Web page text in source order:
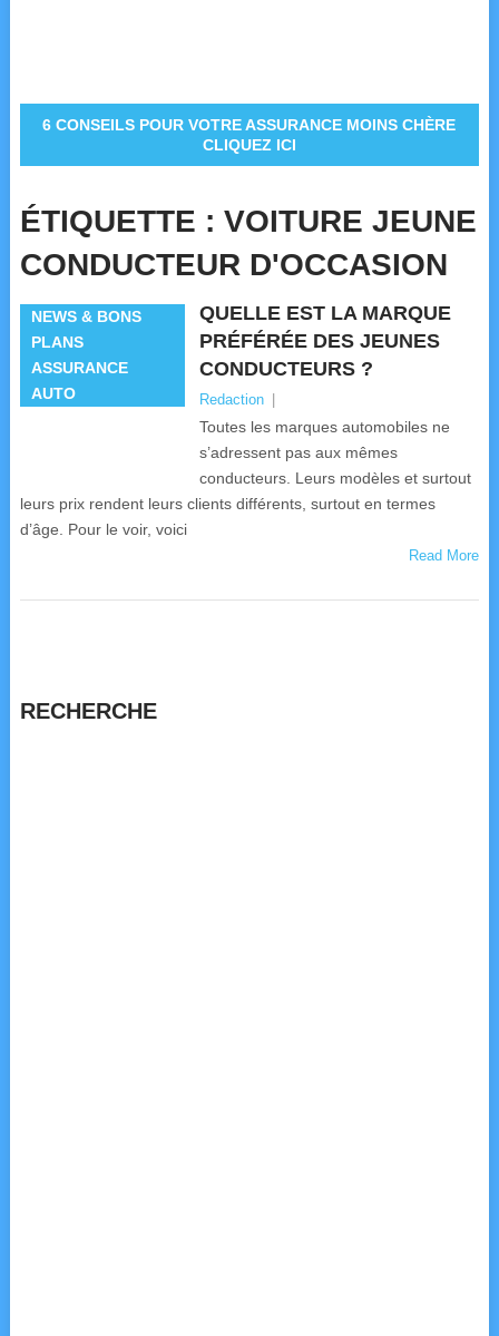
6 CONSEILS POUR VOTRE ASSURANCE MOINS CHÈRE
CLIQUEZ ICI
ÉTIQUETTE : VOITURE JEUNE
CONDUCTEUR D'OCCASION
NEWS & BONS
PLANS
ASSURANCE
AUTO
QUELLE EST LA MARQUE
PRÉFÉRÉE DES JEUNES
CONDUCTEURS ?
Redaction
Toutes les marques automobiles ne
s’adressent pas aux mêmes
conducteurs. Leurs modèles et surtout
leurs prix rendent leurs clients différents, surtout en termes
d’âge. Pour le voir, voici
Read More
RECHERCHE